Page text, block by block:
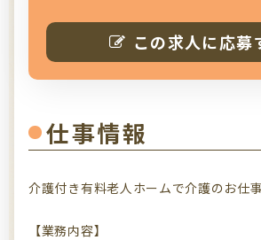
この求人に応募
仕事情報
介護付き有料老人ホームで介護のお仕
【業務内容】